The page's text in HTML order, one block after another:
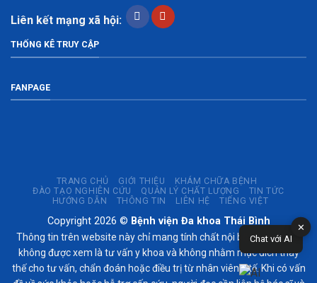
Liên kết mạng xã hội:
THỐNG KÊ TRUY CẬP
FANPAGE
TRANG CHỦ GIỚI THIỆU
KHÁM CHỮA BỆNH
ĐÀO TẠO NGHIÊN CỨU
QUẢN LÝ CHẤT LƯỢNG
TIN TỨC
HƯỚNG DẪN
THÔNG TIN LIÊN HỆ TIẾNG VIỆT
Copyright 2026 © Bệnh viện Đa khoa Thái Bình
Thông tin trên website này chỉ mang tính chất nội bộ tham khảo;
không được xem là tư vấn y khoa và không nhằm mục đích thay
thế cho tư vấn, chẩn đoán hoặc điều trị từ nhân viên y tế. Khi có vấn
✕
Chat với AI